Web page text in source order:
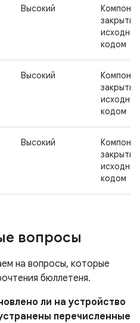
Высокий
закрытым
исходным
кодом
Высокий
закрытым
исходным
кодом
Высокий
закрытым
исходным
кодом
вопросы
на вопросы, которые
бюллетеня.
ли на устройство
перечисленные